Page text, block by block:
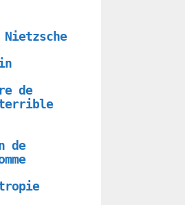
de
terrible
de